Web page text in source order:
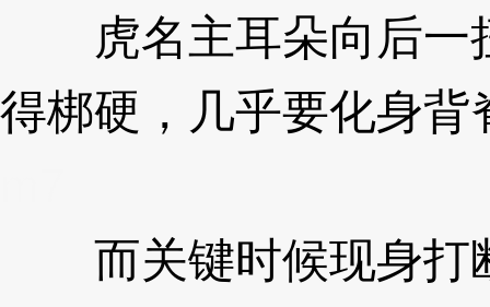
虎名主耳朵向后一
得梆硬，几乎要化身背
而关键时候现身打